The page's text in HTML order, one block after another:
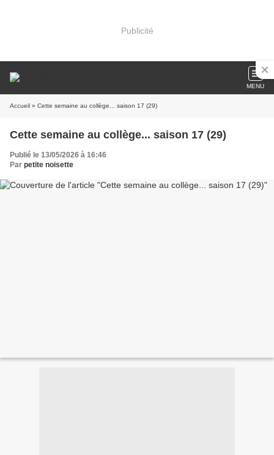
Publicité
MENU
Accueil » Cette semaine au collège... saison 17 (29)
Cette semaine au collège... saison 17 (29)
Publié le 13/05/2026 à 16:46
Par petite noisette